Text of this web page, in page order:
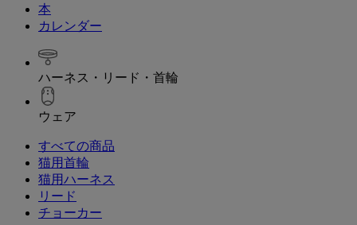
本
カレンダー
ハーネス・リード・首輪
ウェア
すべての商品
猫用首輪
猫用ハーネス
リード
チョーカー